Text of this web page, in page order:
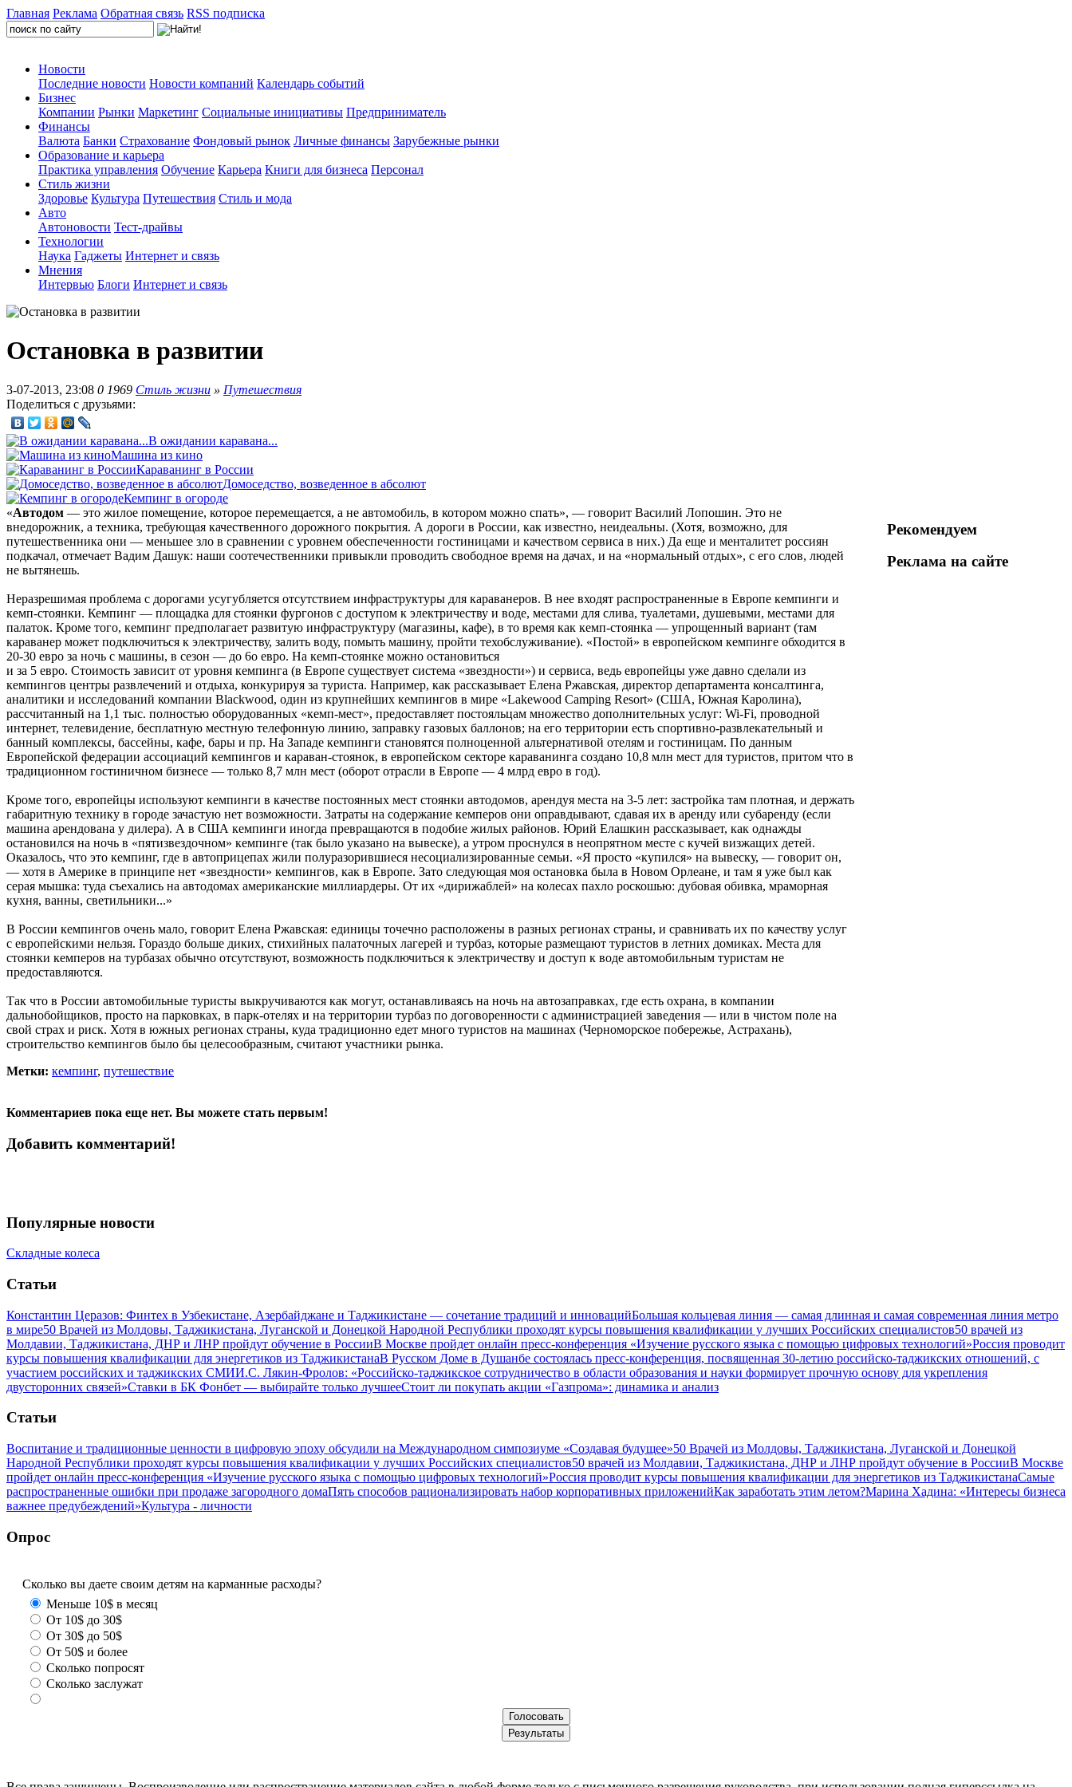
Главная Реклама Обратная связь RSS подписка
Новости
Последние новости Новости компаний Календарь событий
Бизнес
Компании Рынки Маркетинг Социальные инициативы Предприниматель
Финансы
Валюта Банки Страхование Фондовый рынок Личные финансы Зарубежные рынки
Образование и карьера
Практика управления Обучение Карьера Книги для бизнеса Персонал
Стиль жизни
Здоровье Культура Путешествия Стиль и мода
Авто
Автоновости Тест-драйвы
Технологии
Наука Гаджеты Интернет и связь
Мнения
Интервью Блоги Интернет и связь
Остановка в развитии
3-07-2013, 23:08 0 1969 Стиль жизни » Путешествия
Поделиться с друзьями:
В ожидании каравана...
Машина из кино
Караванинг в России
Домоседство, возведенное в абсолют
Кемпинг в огороде
«Автодом — это жилое помещение, которое перемещается, а не автомобиль, в котором можно спать», — говорит Василий Лопошин. Это не
внедорожник, а техника, требующая качественного дорожного покрытия. А дороги в России, как известно, неидеальны. (Хотя, возможно, для
путешественника они — меньшее зло в сравнении с уровнем обеспеченности гостиницами и качеством сервиса в них.) Да еще и менталитет россиян
подкачал, отмечает Вадим Дашук: наши соотечественники привыкли проводить свободное время на дачах, и на «нормальный отдых», с его слов, людей
не вытянешь.
Неразрешимая проблема с дорогами усугубляется отсутствием инфраструктуры для караванеров. В нее входят распространенные в Европе кемпинги и
кемп-стоянки. Кемпинг — площадка для стоянки фургонов с доступом к электричеству и воде, местами для слива, туалетами, душевыми, местами для
палаток. Кроме того, кемпинг предполагает развитую инфраструктуру (магазины, кафе), в то время как кемп-стоянка — упрощенный вариант (там
караванер может подключиться к электричеству, залить воду, помыть машину, пройти техобслуживание). «Постой» в европейском кемпинге обходится в
20-30 евро за ночь с машины, в сезон — до 6о евро. На кемп-стоянке можно остановиться
и за 5 евро. Стоимость зависит от уровня кемпинга (в Европе существует система «звездности») и сервиса, ведь европейцы уже давно сделали из
кемпингов центры развлечений и отдыха, конкурируя за туриста. Например, как рассказывает Елена Ржавская, директор департамента консалтинга,
аналитики и исследований компании Blackwood, один из крупнейших кемпингов в мире «Lakewood Camping Resort» (США, Южная Каролина),
рассчитанный на 1,1 тыс. полностью оборудованных «кемп-мест», предоставляет постояльцам множество дополнительных услуг: Wi-Fi, проводной
интернет, телевидение, бесплатную местную телефонную линию, заправку газовых баллонов; на его территории есть спортивно-развлекательный и
банный комплексы, бассейны, кафе, бары и пр. На Западе кемпинги становятся полноценной альтернативой отелям и гостиницам. По данным
Европейской федерации ассоциаций кемпингов и караван-стоянок, в европейском секторе караванинга создано 10,8 млн мест для туристов, притом что в
традиционном гостиничном бизнесе — только 8,7 млн мест (оборот отрасли в Европе — 4 млрд евро в год).
Кроме того, европейцы используют кемпинги в качестве постоянных мест стоянки автодомов, арендуя места на 3-5 лет: застройка там плотная, и держать
габаритную технику в городе зачастую нет возможности. Затраты на содержание кемперов они оправдывают, сдавая их в аренду или субаренду (если
машина арендована у дилера). А в США кемпинги иногда превращаются в подобие жилых районов. Юрий Елашкин рассказывает, как однажды
остановился на ночь в «пятизвездочном» кемпинге (так было указано на вывеске), а утром проснулся в неопрятном месте с кучей визжащих детей.
Оказалось, что это кемпинг, где в автоприцепах жили полуразорившиеся несоциализированные семьи. «Я просто «купился» на вывеску, — говорит он,
— хотя в Америке в принципе нет «звездности» кемпингов, как в Европе. Зато следующая моя остановка была в Новом Орлеане, и там я уже был как
серая мышка: туда съехались на автодомах американские миллиардеры. От их «дирижаблей» на колесах пахло роскошью: дубовая обивка, мраморная
кухня, ванны, светильники...»
В России кемпингов очень мало, говорит Елена Ржавская: единицы точечно расположены в разных регионах страны, и сравнивать их по качеству услуг
с европейскими нельзя. Гораздо больше диких, стихийных палаточных лагерей и турбаз, которые размещают туристов в летних домиках. Места для
стоянки кемперов на турбазах обычно отсутствуют, возможность подключиться к электричеству и доступ к воде автомобильным туристам не
предоставляются.
Так что в России автомобильные туристы выкручиваются как могут, останавливаясь на ночь на автозаправках, где есть охрана, в компании
дальнобойщиков, просто на парковках, в парк-отелях и на территории турбаз по договоренности с администрацией заведения — или в чистом поле на
свой страх и риск. Хотя в южных регионах страны, куда традиционно едет много туристов на машинах (Черноморское побережье, Астрахань),
строительство кемпингов было бы целесообразным, считают участники рынка.
Метки: кемпинг, путешествие
Комментариев пока еще нет. Вы можете стать первым!
Добавить комментарий!
Рекомендуем
Реклама на сайте
Популярные новости
Складные колеса
Статьи
Константин Церазов: Финтех в Узбекистане, Азербайджане и Таджикистане — сочетание традиций и инновацийБольшая кольцевая линия — самая длинная и самая современная линия метро
в мире50 Врачей из Молдовы, Таджикистана, Луганской и Донецкой Народной Республики проходят курсы повышения квалификации у лучших Российских специалистов50 врачей из
Молдавии, Таджикистана, ДНР и ЛНР пройдут обучение в РоссииВ Москве пройдет онлайн пресс-конференция «Изучение русского языка с помощью цифровых технологий»Россия проводит
курсы повышения квалификации для энергетиков из ТаджикистанаВ Русском Доме в Душанбе состоялась пресс-конференция, посвященная 30-летию российско-таджикских отношений, с
участием российских и таджикских СМИИ.С. Лякин-Фролов: «Российско-таджикское сотрудничество в области образования и науки формирует прочную основу для укрепления
двусторонних связей»Ставки в БК Фонбет — выбирайте только лучшееСтоит ли покупать акции «Газпрома»: динамика и анализ
Статьи
Воспитание и традиционные ценности в цифровую эпоху обсудили на Международном симпозиуме «Создавая будущее»50 Врачей из Молдовы, Таджикистана, Луганской и Донецкой
Народной Республики проходят курсы повышения квалификации у лучших Российских специалистов50 врачей из Молдавии, Таджикистана, ДНР и ЛНР пройдут обучение в РоссииВ Москве
пройдет онлайн пресс-конференция «Изучение русского языка с помощью цифровых технологий»Россия проводит курсы повышения квалификации для энергетиков из ТаджикистанаСамые
распространенные ошибки при продаже загородного домаПять способов рационализировать набор корпоративных приложенийКак заработать этим летом?Марина Хадина: «Интересы бизнеса
важнее предубеждений»Культура - личности
Опрос
Сколько вы даете своим детям на карманные расходы?
Меньше 10$ в месяц
От 10$ до 30$
От 30$ до 50$
От 50$ и более
Сколько попросят
Сколько заслужат